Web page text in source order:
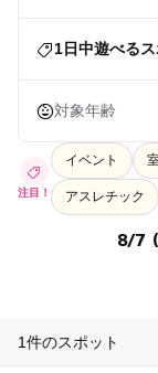
1日中遊べるス
対象年齢
注目！
イベント
アスレチック
1件のスポット